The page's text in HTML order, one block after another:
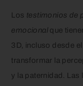
Los testimonios de
emocional que
3D, incluso desde
transformar la
y la paternidad. Las